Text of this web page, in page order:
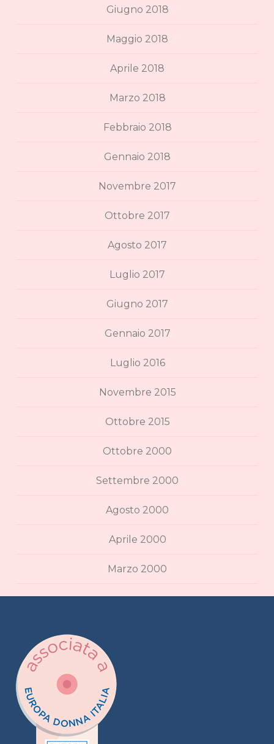
Giugno 2018
Maggio 2018
Aprile 2018
Marzo 2018
Febbraio 2018
Gennaio 2018
Novembre 2017
Ottobre 2017
Agosto 2017
Luglio 2017
Giugno 2017
Gennaio 2017
Luglio 2016
Novembre 2015
Ottobre 2015
Ottobre 2000
Settembre 2000
Agosto 2000
Aprile 2000
Marzo 2000